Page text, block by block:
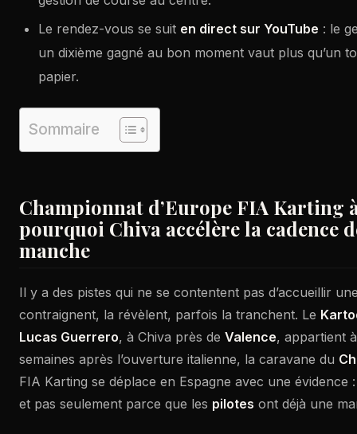
Le rendez-vous se suit en direct sur YouTube : le
un dixième gagné au bon moment vaut plus qu’un
papier.
Sommaire
Championnat d’Europe FIA Karting
pourquoi Chiva accélère la cadence
manche
Il y a des pistes qui ne se contentent pas d’accueillir
contraignent, la révèlent, parfois la tranchent. Le
Lucas Guerrero, à Chiva près de Valence, appartient
semaines après l’ouverture italienne, la caravane du
FIA Karting se déplace en Espagne avec une évidence
et pas seulement parce que les pilotes ont déjà une